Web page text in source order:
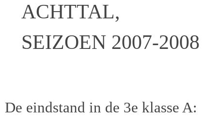
ACHTTAL,
SEIZOEN 2007-2008
De eindstand in de 3e klasse A: